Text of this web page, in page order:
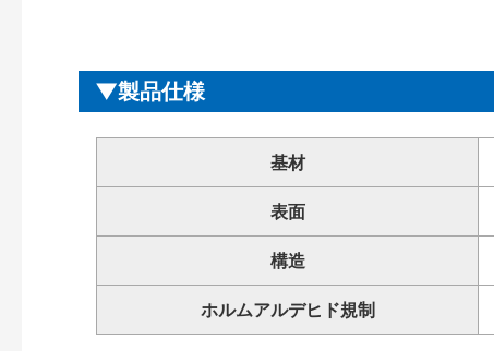
製品仕様
基材
表面
構造
ホルムアルデヒド規制